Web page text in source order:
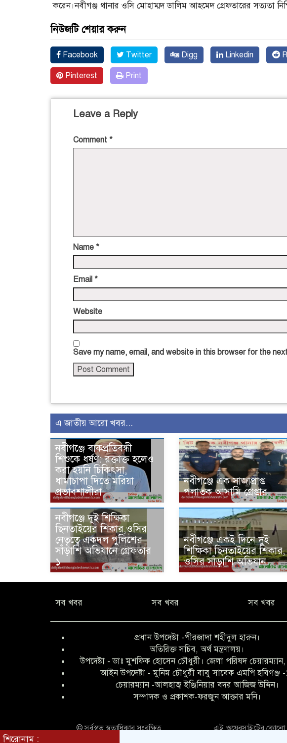
করেন।নবীগঞ্জ থানার ওসি মোহাম্মদ ডালিম আহমেদ গ্রেফতারের সত্যতা
নিউজটি শেয়ার করুন
Facebook Twitter Digg Linkedin
Pinterest Print
Leave a Reply
Comment *
Name *
Email *
Website
Save my name, email, and website in this browser for the
এ জাতীয় আরো খবর...
নবীগঞ্জে বাকপ্রতিবন্ধী
শিশুকে ধর্ষণ: রক্তাক্ত হলেও
করা হয়নি চিকিৎসা,
ধামাচাপা দিতে মরিয়া
প্রভাবশালীরা
‎নবীগঞ্জে এক সাজাপ্রাপ্ত
পলাতক আসামি গ্রেপ্তার
নবীগঞ্জে দুই শিক্ষিকা
ছিনতাইয়ের শিকার,ওসির
নেতৃত্বে একদল পুলিশের
সাঁড়াশি অভিযানে গ্রেফতার
১
নবীগঞ্জে একই দিনে দুই
শিক্ষিকা ছিনতাইয়ের শিকার,
ওসির সাঁড়াশি অভিযান
সব খবর সব খবর সব খবর
প্রধান উপদেষ্টা -পীরজাদা শহীদুল হারুন।
অতিরিক্ত সচিব, অর্থ মন্ত্রণালয়।
উপদেষ্টা - ডাঃ মুশফিক হোসেন চৌধুরী। জেলা পরিষদ চেয়ারম্যান,
আইন উপদেষ্টা - মুনিম চৌধুরী বাবু সাবেক এমপি হবিগঞ্জ -
চেয়ারম্যান -আলহাজ্ব ইঞ্জিনিয়ার বদর আজিজ উদ্দিন।
সম্পাদক ও প্রকাশক-ফরজুন আক্তার মনি।
শিরোনাম :
© সর্বস্বত্ব স্বত্বাধিকার সংরক্ষিত
এই ওয়েবসাইটের কোনো